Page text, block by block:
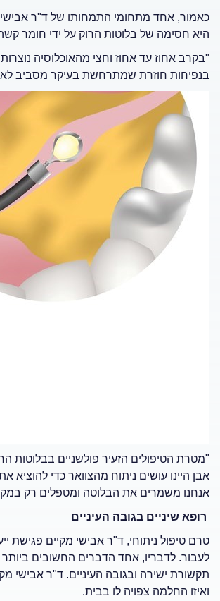
כאמור, אחד מתחומי התמחותו של ד"ר אבישי
היא חסימה של בלוטות הרוק על ידי חומר
"בקרב אחוז עד אחוז וחצי מהאוכלוסיה
בנפיחות חוזרת שמתרחשת בעיקר מסביב
"מטרת הטיפולים הזעיר פולשניים בבלוטות
אבן היינו עושים ניתוח מהצוואר כדי
אנחנו משמרים את הבלוטה ומטפלים רק
רופא שיניים בגובה העיניים
טרם טיפול ניתוחי, ד"ר אבישי מקיים פגישת
לעבור. לדבריו, אחד הדברים החשובים
תקשורת ישירה ובגובה העיניים. ד"ר אבישי
ואיזו החלמה צפויה לו בבית.